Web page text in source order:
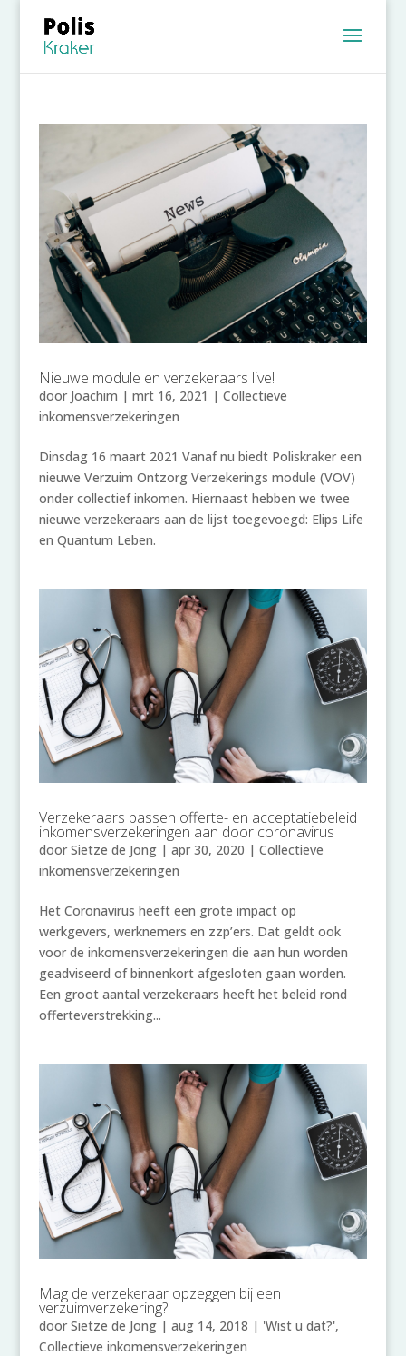
Nieuwe module en verzekeraars live!
door Joachim | mrt 16, 2021 | Collectieve
inkomensverzekeringen
Dinsdag 16 maart 2021 Vanaf nu biedt Poliskraker een
nieuwe Verzuim Ontzorg Verzekerings module (VOV)
onder collectief inkomen. Hiernaast hebben we twee
nieuwe verzekeraars aan de lijst toegevoegd: Elips Life
en Quantum Leben.
Verzekeraars passen offerte- en acceptatiebeleid
inkomensverzekeringen aan door coronavirus
door Sietze de Jong| apr 30, 2020 | Collectieve
inkomensverzekeringen
Het Coronavirus heeft een grote impact op
werkgevers, werknemers en zzp’ers. Dat geldt ook
voor de inkomensverzekeringen die aan hun worden
geadviseerd of binnenkort afgesloten gaan worden.
Een groot aantal verzekeraars heeft het beleid rond
offerteverstrekking...
Mag de verzekeraar opzeggen bij een
verzuimverzekering?
door Sietze de Jong| aug 14, 2018 | 'Wist u dat?',
Collectieve inkomensverzekeringen